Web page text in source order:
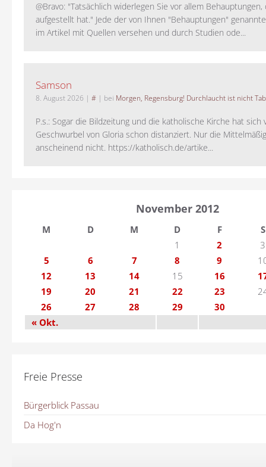
@Bravo: "Tatsächlich widerlegen Sie vor allem
aufgestellt hat." Jede der von Ihnen "Behauptungen"
im Artikel mit Quellen versehen und durch Studien ode...
Samson
8. August 2026 | # | bei Morgen, Regensburg! Durchlaucht ist nicht
P.s.: Sogar die Bildzeitung und die katholische Kirche hat sich
Geschwurbel von Gloria schon distanziert. Nur die
anscheinend nicht. https://katholisch.de/artike...
November 2012
M D M D F
S
1
2
3
5
6 7 8 9
12
13 14 15 16
19
20 21 22 23
26
27 28 29
30
« Okt.
Freie Presse
Bürgerblick Passau
Da Hog'n